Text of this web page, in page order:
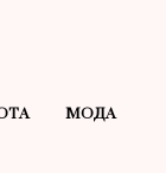
МОДА